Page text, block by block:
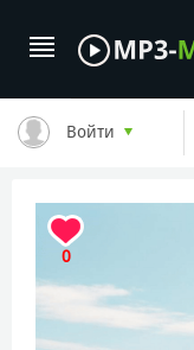
Войти
0